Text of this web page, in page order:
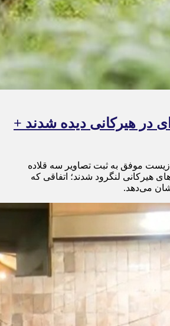
در هیرکانی دیده شدند +
موفق به ثبت تصاویر سه قلاده
هیرکانی لنگرود شدند؛ اتفاقی که
می‌دهد.